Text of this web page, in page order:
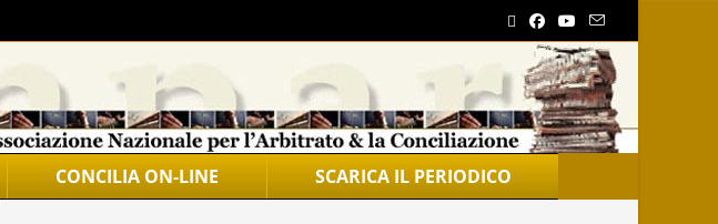
CONCILIA ON-LINE SCARICA IL PERIODICO